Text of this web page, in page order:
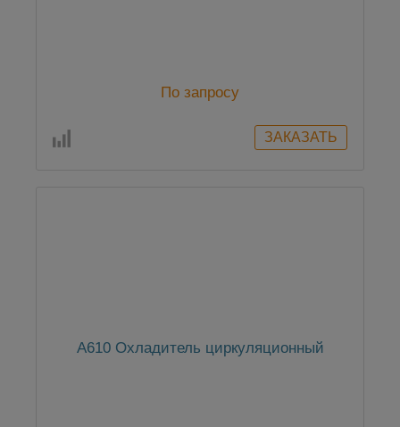
По запросу
А610 Охладитель циркуляционный